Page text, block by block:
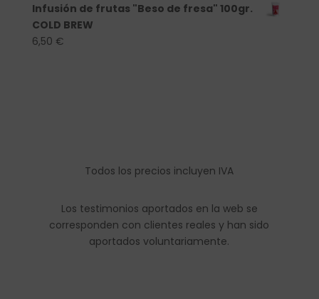
Infusión de frutas "Beso de fresa" 100gr.
COLD BREW
6,50 €
Todos los precios incluyen IVA
Los testimonios aportados en la web se
corresponden con clientes reales y han sido
aportados voluntariamente.